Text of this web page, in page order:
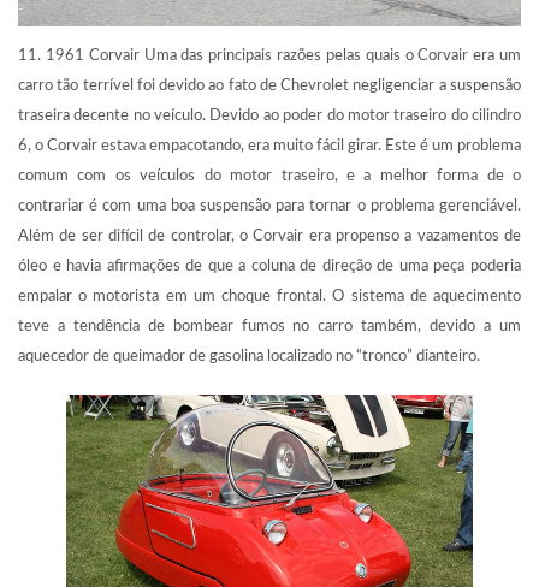
11. 1961 Corvair Uma das principais razões pelas quais o Corvair era um
carro tão terrível foi devido ao fato de Chevrolet negligenciar a suspensão
traseira decente no veículo. Devido ao poder do motor traseiro do cilindro
6, o Corvair estava empacotando, era muito fácil girar. Este é um problema
comum com os veículos do motor traseiro, e a melhor forma de o
contrariar é com uma boa suspensão para tornar o problema gerenciável.
Além de ser difícil de controlar, o Corvair era propenso a vazamentos de
óleo e havia afirmações de que a coluna de direção de uma peça poderia
empalar o motorista em um choque frontal. O sistema de aquecimento
teve a tendência de bombear fumos no carro também, devido a um
aquecedor de queimador de gasolina localizado no “tronco” dianteiro.